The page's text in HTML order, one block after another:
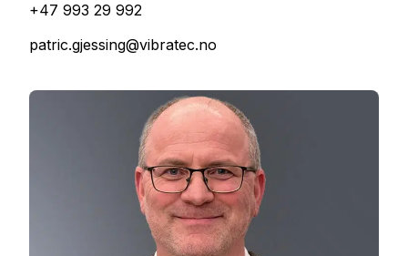
+47 993 29 992
patric.gjessing@vibratec.no